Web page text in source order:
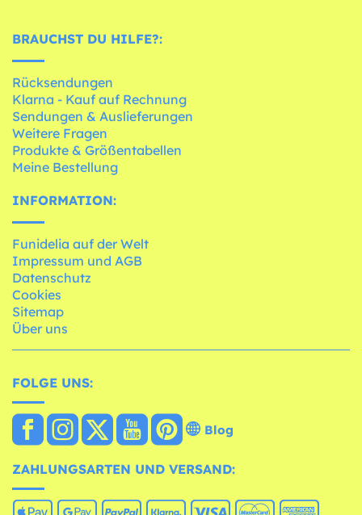
BRAUCHST DU HILFE?:
Rücksendungen
Klarna - Kauf auf Rechnung
Sendungen & Auslieferungen
Weitere Fragen
Produkte & Größentabellen
Meine Bestellung
INFORMATION:
Funidelia auf der Welt
Impressum und AGB
Datenschutz
Cookies
Sitemap
Über uns
FOLGE UNS:
Blog
ZAHLUNGSARTEN UND VERSAND: